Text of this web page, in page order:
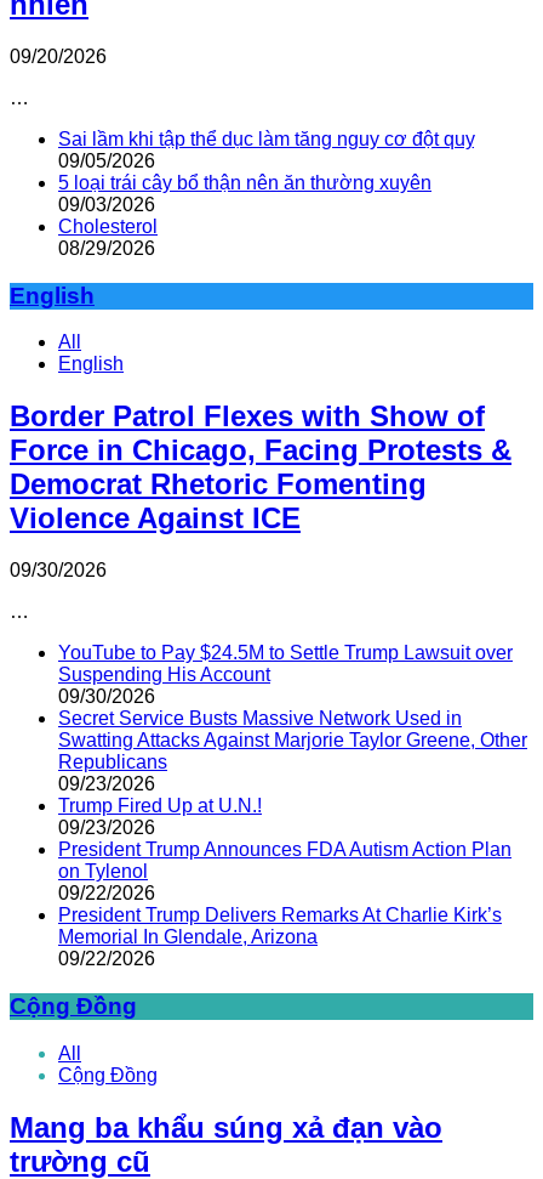
09/20/2026
…
Sai lầm khi tập thể dục làm tăng nguy cơ đột quỵ
09/05/2026
5 loại trái cây bổ thận nên ăn thường xuyên
09/03/2026
Cholesterol
08/29/2026
English
All
English
Border Patrol Flexes with Show of
Force in Chicago, Facing Protests &
Democrat Rhetoric Fomenting
Violence Against ICE
09/30/2026
…
YouTube to Pay $24.5M to Settle Trump Lawsuit over
Suspending His Account
09/30/2026
Secret Service Busts Massive Network Used in
Swatting Attacks Against Marjorie Taylor Greene, Other
Republicans
09/23/2026
Trump Fired Up at U.N.!
09/23/2026
President Trump Announces FDA Autism Action Plan
on Tylenol
09/22/2026
President Trump Delivers Remarks At Charlie Kirk’s
Memorial In Glendale, Arizona
09/22/2026
Cộng Đồng
All
Cộng Đồng
Mang ba khẩu súng xả đạn vào
trường cũ